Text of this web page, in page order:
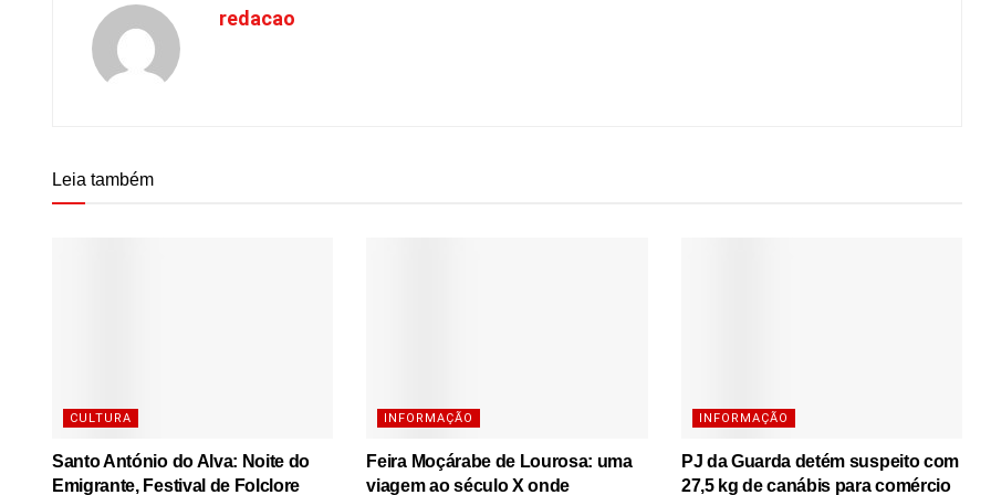
redacao
Leia também
CULTURA
Santo António do Alva: Noite do
Emigrante, Festival de Folclore
INFORMAÇÃO
Feira Moçárabe de Lourosa: uma
viagem ao século X onde
INFORMAÇÃO
PJ da Guarda detém suspeito com
27,5 kg de canábis para comércio